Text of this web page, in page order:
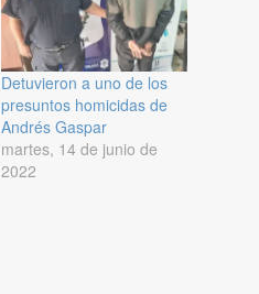
Detuvieron a uno de los
presuntos homicidas de
Andrés Gaspar
martes, 14 de junio de
2022